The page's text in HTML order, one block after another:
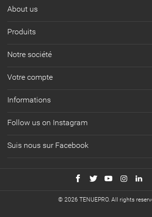
About us
Produits
Notre société
Votre compte
Informations
Follow us on Instagram
Suis nous sur Facebook
© 2026 TENUEPRO. All rights